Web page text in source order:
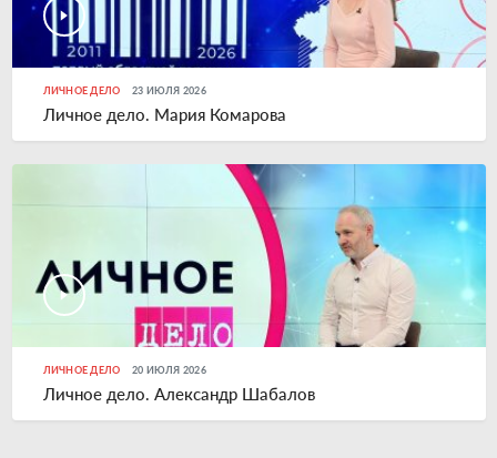
ЛИЧНОЕ ДЕЛО 23 ИЮЛЯ 2026
Личное дело. Мария Комарова
ЛИЧНОЕ ДЕЛО 20 ИЮЛЯ 2026
Личное дело. Александр Шабалов